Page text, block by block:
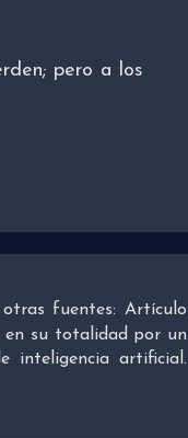
pero a los
fuentes: Artículo
en su totalidad por un
inteligencia artificial.